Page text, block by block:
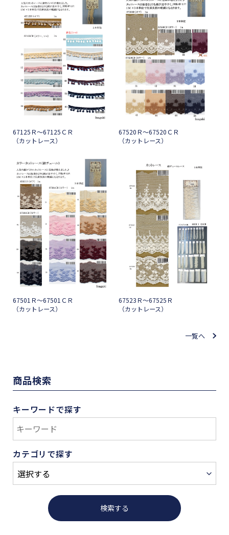
商品検索
キーワードで探す
カテゴリで探す
67125Ｒ～67125ＣＲ
（カットレース）
67520Ｒ～67520ＣＲ
（カットレース）
67501Ｒ～67501ＣＲ
（カットレース）
67523Ｒ～67525Ｒ
（カットレース）
一覧へ